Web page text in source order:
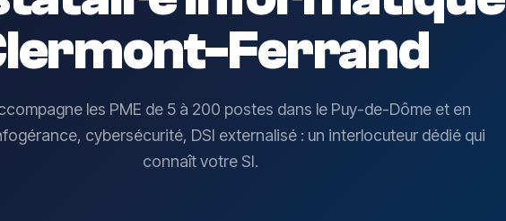
Ferrand
les PME de 5 à 200 postes dans le Puy-de-Dôme et en
cybersécurité, DSI externalisé : un interlocuteur dédié qui
connaît votre SI.